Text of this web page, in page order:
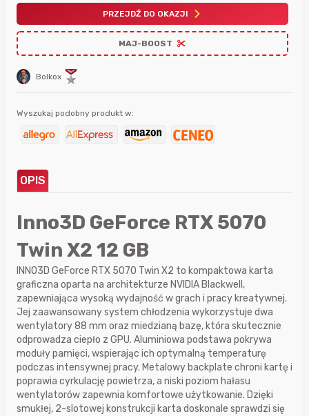
Bolkox
PRZEJDŹ DO OKAZJI
MAJ-BOOST
Wyszukaj podobny produkt w:
OPIS
Inno3D GeForce RTX 5070
Twin X2 12 GB
INNO3D GeForce RTX 5070 Twin X2 to kompaktowa karta
graficzna oparta na architekturze NVIDIA Blackwell,
zapewniająca wysoką wydajność w grach i pracy kreatywnej.
Jej zaawansowany system chłodzenia wykorzystuje dwa
wentylatory 88 mm oraz miedzianą bazę, która skutecznie
odprowadza ciepło z GPU. Aluminiowa podstawa pokrywa
moduły pamięci, wspierając ich optymalną temperaturę
podczas intensywnej pracy. Metalowy backplate chroni kartę i
poprawia cyrkulację powietrza, a niski poziom hałasu
wentylatorów zapewnia komfortowe użytkowanie. Dzięki
smukłej, 2-slotowej konstrukcji karta doskonale sprawdzi się